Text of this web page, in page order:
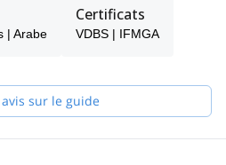
Nous ne sommes pas des
mettons la sécurité au premier
répondre et de dépasser tous les
plus de 30% de clients qui
de vous accueillir dans notre
| Arabe
Certificats
VDBS | IFMGA
sur le guide